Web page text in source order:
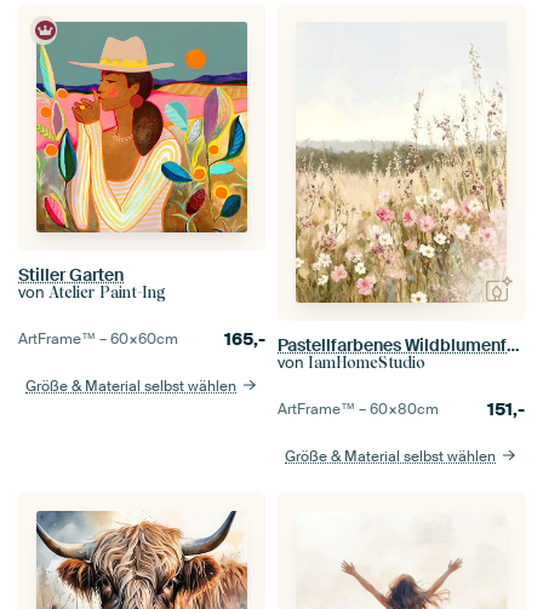
Stiller Garten
von Atelier Paint-Ing
ArtFrame™ –60×60cm 165,-
Größe & Material selbst wählen
Pastellfarbenes Wildblumenfeld – Kunst
von IamHomeStudio
ArtFrame™ –60×80cm 151,-
Größe & Material selbst wählen